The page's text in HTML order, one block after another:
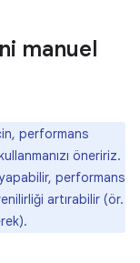
manuel
performans
öneririz.
performans
artırabilir (ör.